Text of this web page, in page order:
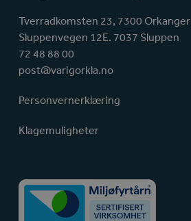
Tverradkomsten 23, 7300 Orkanger
Sluppenvegen 12E. 7037 Sluppen
72 48 88 00
post@varigorkla.no
Personvernerklæring
Klagemuligheter